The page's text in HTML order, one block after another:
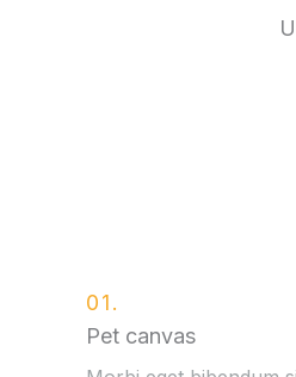
01.
Pet canvas